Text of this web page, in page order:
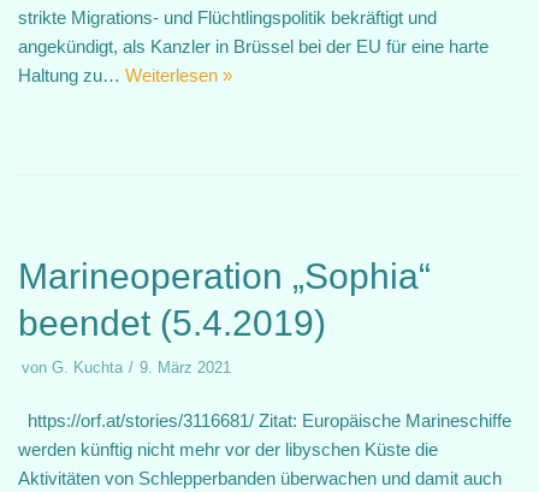
strikte Migrations- und Flüchtlingspolitik bekräftigt und
angekündigt, als Kanzler in Brüssel bei der EU für eine harte
Haltung zu… Weiterlesen »
Marineoperation „Sophia“
beendet (5.4.2019)
von G. Kuchta 9. März 2021
https://orf.at/stories/3116681/ Zitat: Europäische Marineschiffe
werden künftig nicht mehr vor der libyschen Küste die
Aktivitäten von Schlepperbanden überwachen und damit auch